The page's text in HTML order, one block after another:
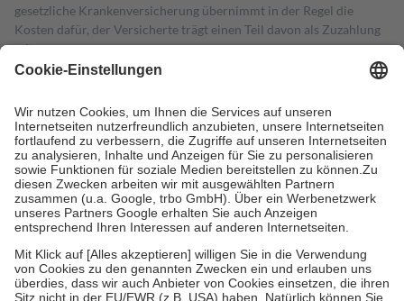
gesetzliche Krankenversicherung übernimmt in der Regel die
Kosten dafür, der Versicherte trägt einen Teil davon als Zuzahlung
mit.
Grundsätzlich leisten Mitglieder Zuzahlungen in Höhe von zehn
höchstens zehn Euro.
Es sind jedoch nie mehr als die tatsächlichen
Kosten der Leistung zu entrichten.
Diese Regeln gelten grundsätzlich auch für Online-Apotheken.
Bei Heilmitteln und häuslicher Krankenpflege beträgt die
Zuzahlung zehn Prozent der Kosten sowie zehn Euro je
Verordnung.
Um das Engagement der Versicherten für ihre eigene Gesundheit zu
stärken und die besondere Stellung der Familie zu unterstützen,
fallenkeine Zuzahlungenan bei:
• Kindern und Jugendlichen bis zum vollendeten 18. Lebensjahr
mit Ausnahme der Fahrkosten